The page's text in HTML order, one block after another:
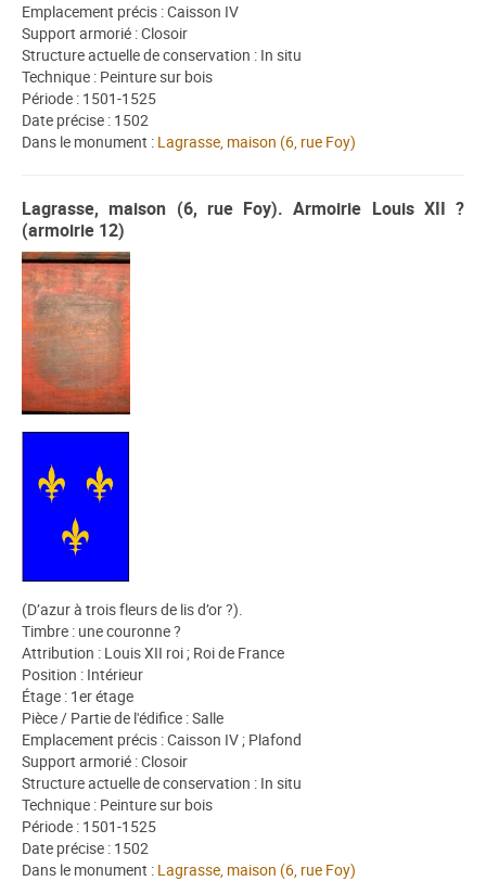
Emplacement précis : Caisson IV
Support armorié : Closoir
Structure actuelle de conservation : In situ
Technique : Peinture sur bois
Période : 1501-1525
Date précise : 1502
Dans le monument : Lagrasse, maison (6, rue Foy)
Lagrasse, maison (6, rue Foy). Armoirie Louis XII ?
(armoirie 12)
(D’azur à trois fleurs de lis d’or ?).
Timbre : une couronne ?
Attribution : Louis XII roi ; Roi de France
Position : Intérieur
Étage : 1er étage
Pièce / Partie de l'édifice : Salle
Emplacement précis : Caisson IV ; Plafond
Support armorié : Closoir
Structure actuelle de conservation : In situ
Technique : Peinture sur bois
Période : 1501-1525
Date précise : 1502
Dans le monument : Lagrasse, maison (6, rue Foy)